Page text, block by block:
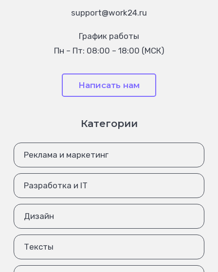
support@work24.ru
График работы
Пн – Пт: 08:00 – 18:00 (МСК)
Написать нам
Категории
Реклама и маркетинг
Разработка и IT
Дизайн
Тексты